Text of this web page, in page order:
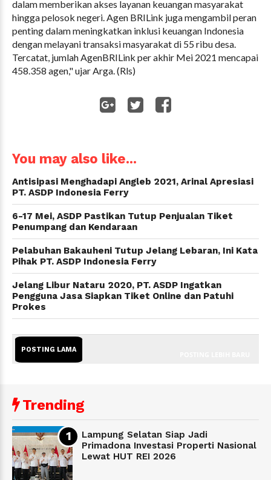
dalam memberikan akses layanan keuangan masyarakat
hingga pelosok negeri. Agen BRILink juga mengambil peran
penting dalam meningkatkan inklusi keuangan Indonesia
dengan melayani transaksi masyarakat di 55 ribu desa.
Tercatat, jumlah AgenBRILink per akhir Mei 2021 mencapai
458.358 agen," ujar Arga. (Rls)
You may also like...
Antisipasi Menghadapi Angleb 2021, Arinal Apresiasi
PT. ASDP Indonesia Ferry
6-17 Mei, ASDP Pastikan Tutup Penjualan Tiket
Penumpang dan Kendaraan
Pelabuhan Bakauheni Tutup Jelang Lebaran, Ini Kata
Pihak PT. ASDP Indonesia Ferry
Jelang Libur Nataru 2020, PT. ASDP Ingatkan
Pengguna Jasa Siapkan Tiket Online dan Patuhi
Prokes
POSTING LAMA
Trending
Lampung Selatan Siap Jadi
Primadona Investasi Properti Nasional
Lewat HUT REI 2026